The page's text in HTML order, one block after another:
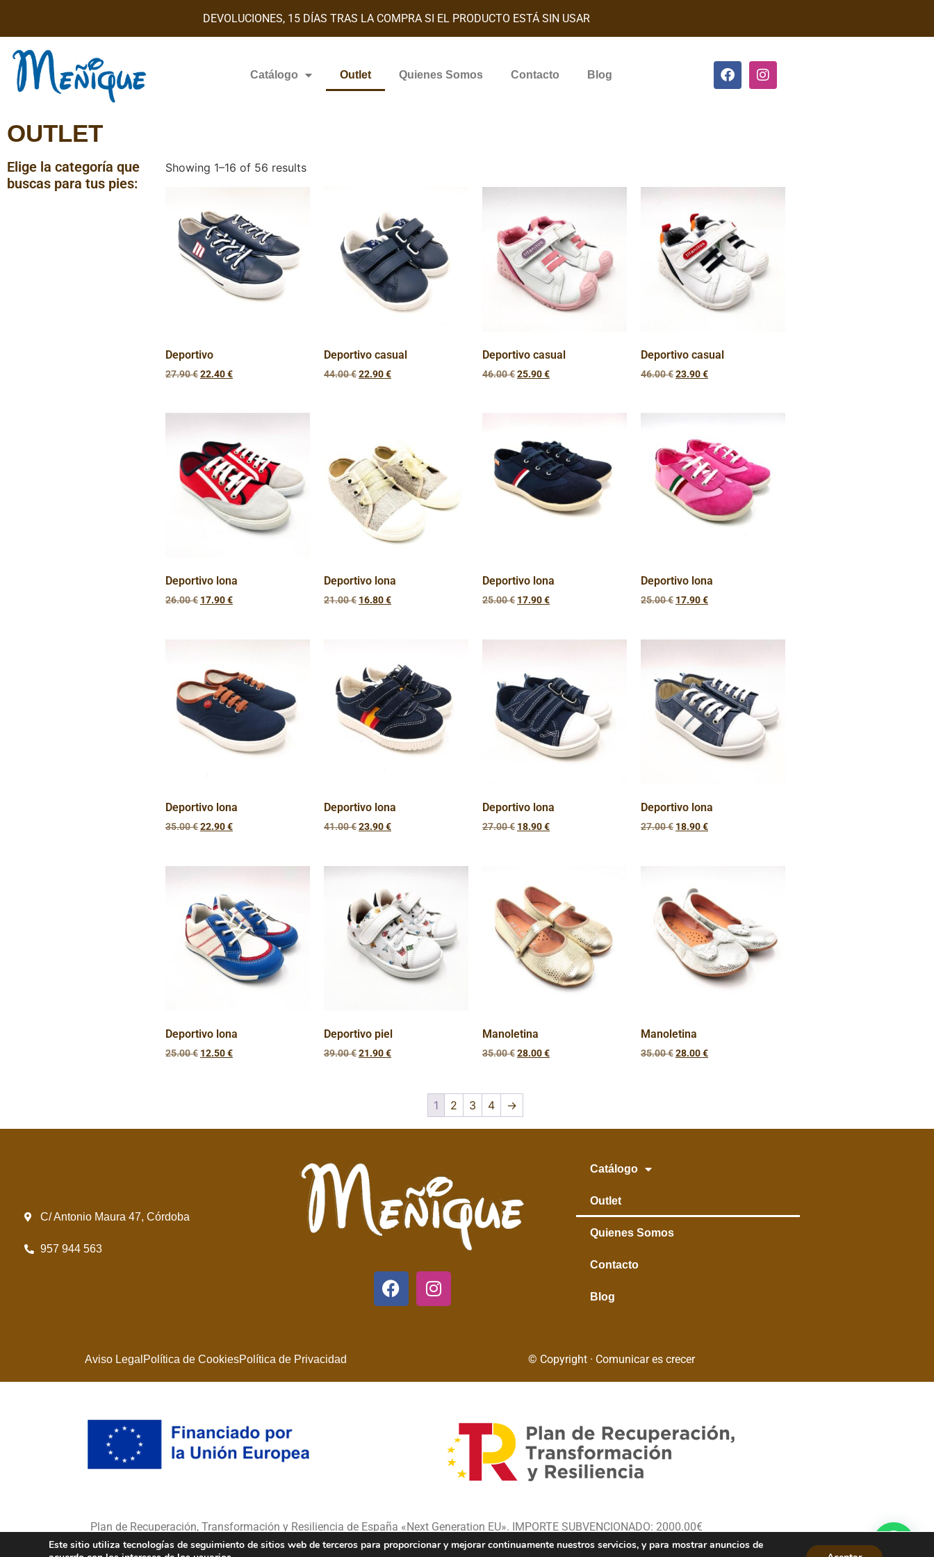
DEVOLUCIONES, 15 DÍAS TRAS LA COMPRA SI EL PRODUCTO ESTÁ SIN USAR
Catálogo Outlet Quienes Somos Contacto Blog
OUTLET
Elige la categoría que
buscas para tus pies:
Showing 1–16 of 56 results
Deportivo
27.90€22.40€
Deportivo casual
44.00€22.90€
Deportivo casual
46.00€25.90€
Deportivo casual
46.00€23.90€
Deportivo lona
26.00€ 17.90€
Deportivo lona
21.00€ 16.80€
Deportivo lona
25.00€ 17.90€
Deportivo lona
25.00€ 17.90€
Deportivo lona
35.00€22.90€
Deportivo lona
41.00€23.90€
Deportivo lona
27.00€ 18.90€
Deportivo lona
27.00€ 18.90€
Deportivo lona
25.00€ 12.50€
Deportivo piel
39.00€21.90€
Manoletina
35.00€28.00€
Manoletina
35.00€28.00€
1 2 3 4 →
C/ Antonio Maura 47, Córdoba
957 944 563
Catálogo
Outlet
Quienes Somos
Contacto
Blog
Aviso Legal Política de CookiesPolítica de Privacidad © Copyright · Comunicar es crecer
Plan de Recuperación, Transformación y Resiliencia de España «Next Generation EU». IMPORTE SUBVENCIONADO: 2000.00€
Este sitio utiliza tecnologías de seguimiento de sitios web de terceros para proporcionar y mejorar continuamente nuestros servicios, y para mostrar anuncios de